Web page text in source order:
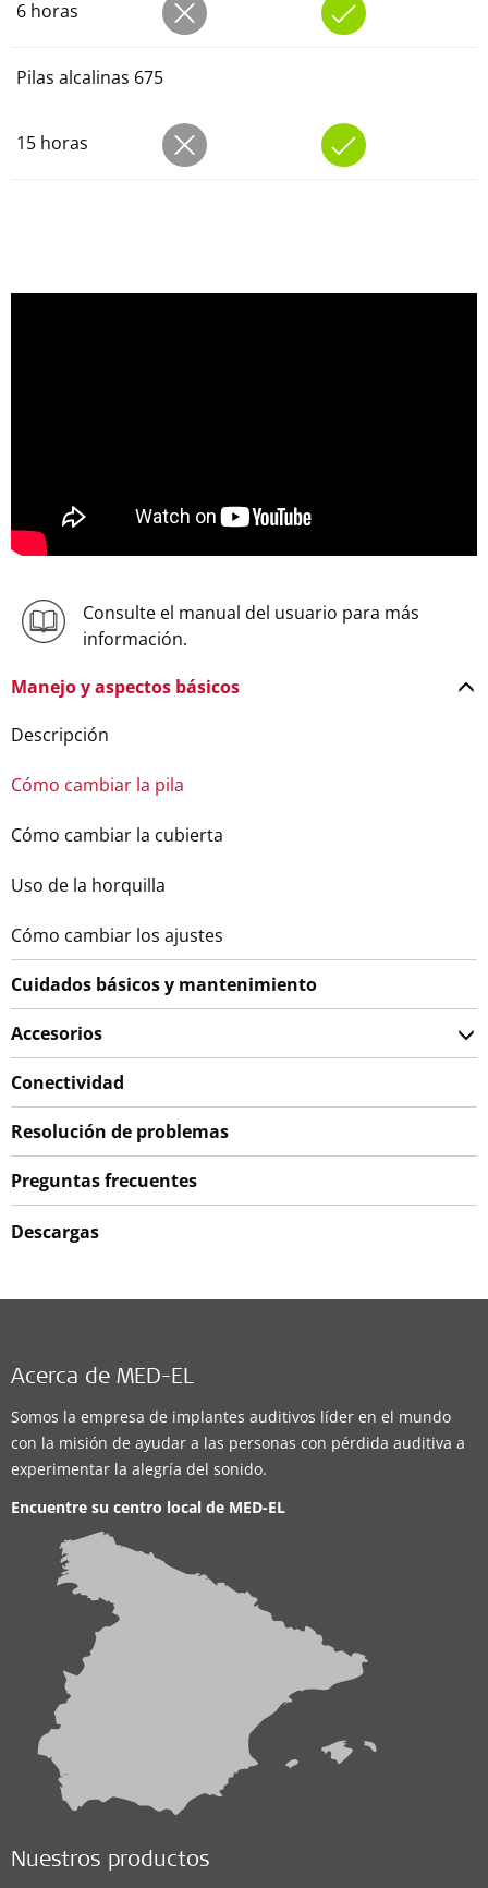
6 horas
Pilas alcalinas 675
15 horas
Consulte el manual del usuario para más
información.
Manejo y aspectos básicos
Descripción
Cómo cambiar la pila
Cómo cambiar la cubierta
Uso de la horquilla
Cómo cambiar los ajustes
Cuidados básicos y mantenimiento
Accesorios
Conectividad
Resolución de problemas
Preguntas frecuentes
Descargas
Acerca de MED-EL
Somos la empresa de implantes auditivos líder en el mundo
con la misión de ayudar a las personas con pérdida auditiva a
experimentar la alegría del sonido.
Encuentre su centro local de MED-EL
Nuestros productos